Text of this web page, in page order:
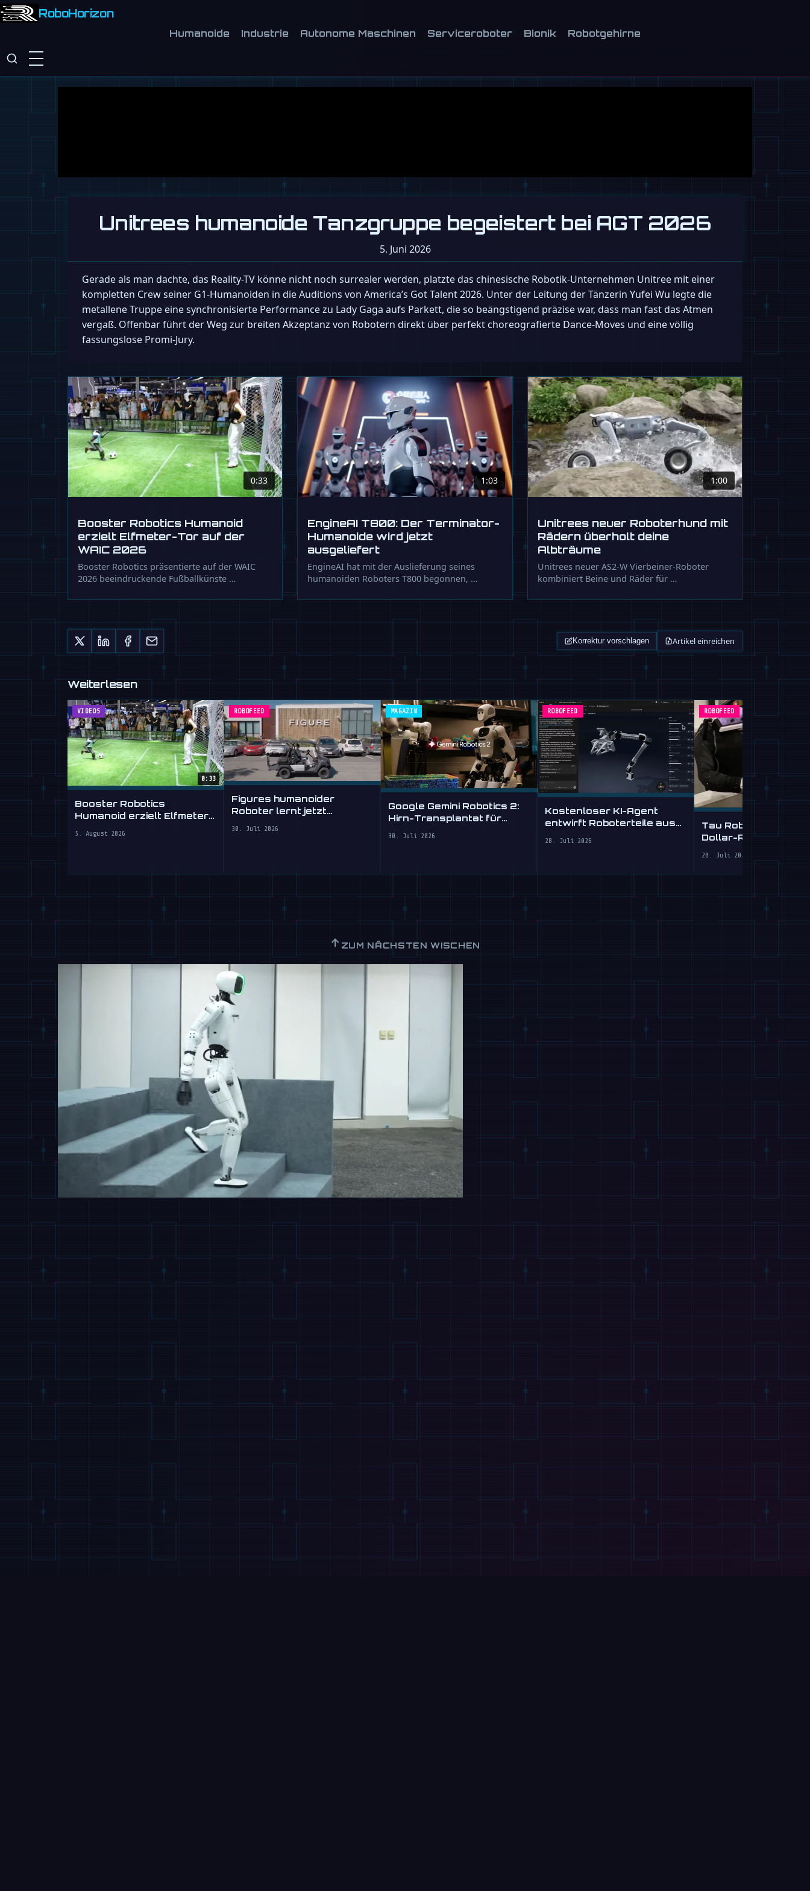
RoboHorizon
Humanoide Industrie Autonome Maschinen Serviceroboter Bionik Robotgehirne
Unitrees humanoide Tanzgruppe begeistert bei AGT 2026
5. Juni 2026
Gerade als man dachte, das Reality-TV könne nicht noch surrealer werden, platzte das chinesische Robotik-Unternehmen Unitree mit einer
kompletten Crew seiner G1-Humanoiden in die Auditions von America’s Got Talent 2026. Unter der Leitung der Tänzerin Yufei Wu legte die
metallene Truppe eine synchronisierte Performance zu Lady Gaga aufs Parkett, die so beängstigend präzise war, dass man fast das Atmen
vergaß. Offenbar führt der Weg zur breiten Akzeptanz von Robotern direkt über perfekt choreografierte Dance-Moves und eine völlig
fassungslose Promi-Jury.
0:33
Booster Robotics Humanoid
erzielt Elfmeter-Tor auf der
WAIC 2026
Booster Robotics präsentierte auf der WAIC
2026 beeindruckende Fußballkünste …
1:03
EngineAI T800: Der Terminator-
Humanoide wird jetzt
ausgeliefert
EngineAI hat mit der Auslieferung seines
humanoiden Roboters T800 begonnen, …
1:00
Unitrees neuer Roboterhund mit
Rädern überholt deine
Albträume
Unitrees neuer AS2-W Vierbeiner-Roboter
kombiniert Beine und Räder für …
Korrektur vorschlagen Artikel einreichen
Weiterlesen
VIDEOS
0:33
Booster Robotics
Humanoid erzielt Elfmeter-
5. August 2026
ROBOFEED
Figures humanoider
Roboter lernt jetzt
Autofahren
30. Juli 2026
MAGAZIN
Google Gemini Robotics 2:
Hirn-Transplantat für
30. Juli 2026
ROBOFEED
Kostenloser KI-Agent
entwirft Roboterteile aus
28. Juli 2026
ROBOFEED
Tau Robotics
Dollar-
28. Juli 2026
↑ ZUM NÄCHSTEN WISCHEN